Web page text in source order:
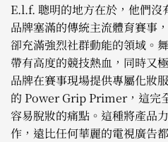
E.l.f. 聰明的地方在於，他們沒
品牌塞滿的傳統主流體育賽事
卻充滿強烈社群動能的領域。
帶有高度的競技熱血，同時又
品牌在賽事現場提供專屬化妝
的 Power Grip Primer，這完
容易脫妝的痛點。這種將產品
作，遠比任何華麗的電視廣告